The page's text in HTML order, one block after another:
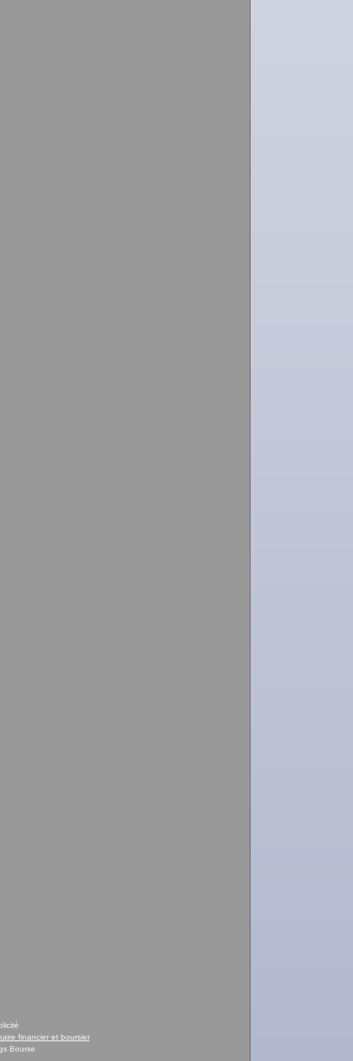
financier et boursier
Bourse